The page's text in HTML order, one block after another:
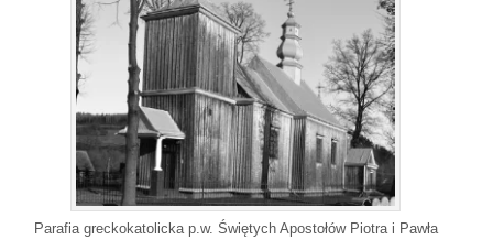
Parafia greckokatolicka p.w. Świętych Apostołów Piotra i Pawła